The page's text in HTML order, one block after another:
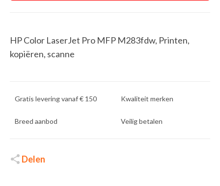
HP Color LaserJet Pro MFP M283fdw, Printen,
kopiëren, scanne
Gratis levering vanaf € 150 Kwaliteit merken
Breed aanbod Veilig betalen
Delen